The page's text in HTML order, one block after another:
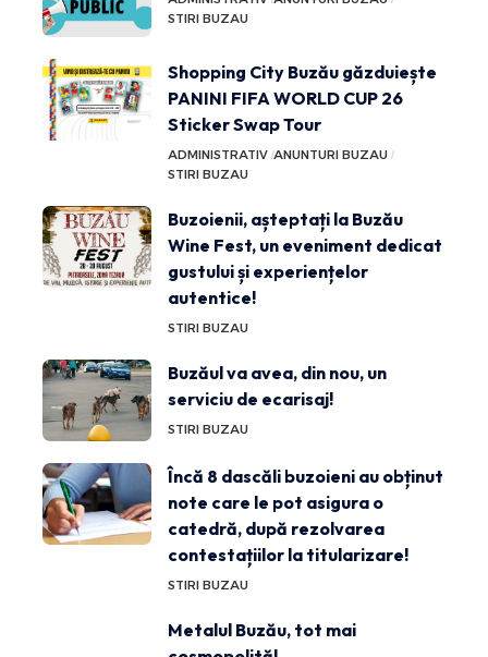
STIRI BUZAU
Shopping City Buzău găzduiește
PANINI FIFA WORLD CUP 26
Sticker Swap Tour
ADMINISTRATIV ANUNTURI BUZAU
STIRI BUZAU
Buzoienii, așteptați la Buzău
Wine Fest, un eveniment dedicat
gustului și experiențelor
autentice!
STIRI BUZAU
Buzăul va avea, din nou, un
serviciu de ecarisaj!
STIRI BUZAU
Încă 8 dascăli buzoieni au obținut
note care le pot asigura o
catedră, după rezolvarea
contestațiilor la titularizare!
STIRI BUZAU
Metalul Buzău, tot mai